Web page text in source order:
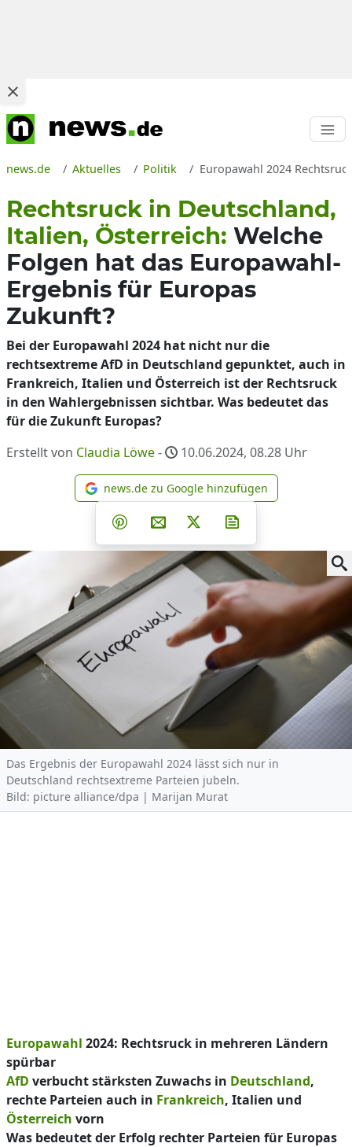
news.de Aktuelles Politik Europawahl 2024
Rechtsruck in Deutschland,
Italien, Österreich: Welche
Folgen hat das Europawahl-
Ergebnis für Europas
Zukunft?
Bei der Europawahl 2024 hat nicht nur die
rechtsextreme AfD in Deutschland gepunktet, auch in
Frankreich, Italien und Österreich ist der Rechtsruck
in den Wahlergebnissen sichtbar. Was bedeutet das
für die Zukunft Europas?
Erstellt von Claudia Löwe- 10.06.2024, 08.28 Uhr
news.de zu Google
news.de zu Google hinzufügen
Teilen auf Facebook
Teilen auf Whatsapp
Teilen auf Telegram
Teilen auf Pinterest
Per E-Mail teilen
Post auf X
Das Ergebnis der Europawahl 2024 lässt sich nur in
Deutschland rechtsextreme Parteien jubeln.
Bild: picture alliance/dpa | Marijan Murat
Europawahl 2024: Rechtsruck in mehreren Ländern
spürbar
AfD verbucht stärksten Zuwachs in Deutschland,
rechte Parteien auch in Frankreich, Italien und
Österreich vorn
Was bedeutet der Erfolg rechter Parteien für Europas